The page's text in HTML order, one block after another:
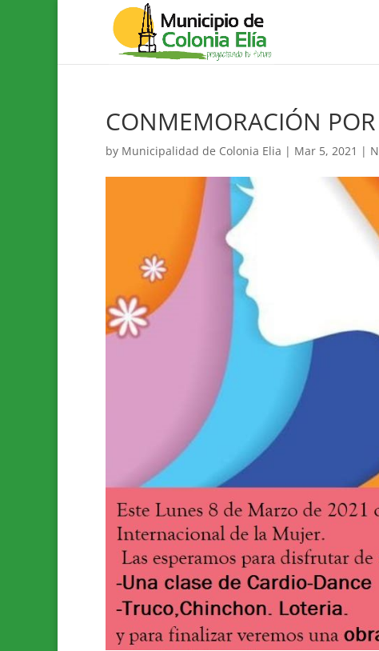
CONMEMORACIÓN
by Municipalidad de Colonia Elia | Mar 5, 2021 |